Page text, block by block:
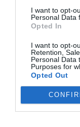
I want to opt-
Personal Data
Opted In
I want to opt-
Retention,
Personal Data
Purposes for
Opted Out